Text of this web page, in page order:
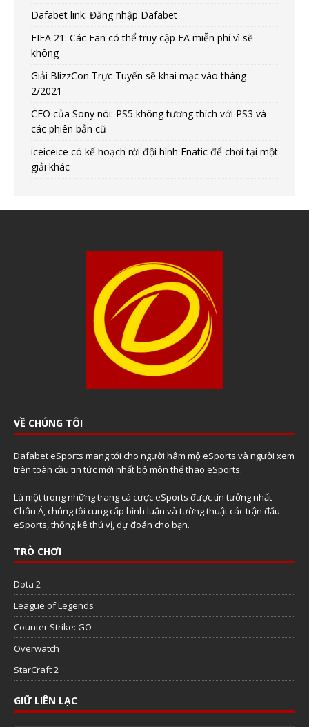
Dafabet link: Đăng nhập Dafabet
FIFA 21: Các Fan có thể truy cập EA miễn phí vì sẽ
không
Giải BlizzCon Trực Tuyến sẽ khai mạc vào tháng
2/2021
CEO của Sony nói: PS5 không tương thích với PS3 và
các phiên bản cũ
iceiceice có kế hoạch rời đội hình Fnatic để chơi tại một
giải khác
VỀ CHÚNG TÔI
Dafabet eSports mang tới cho người hâm mộ eSports và người xem
trên toàn cầu tin tức mới nhất bộ môn thể thao eSports.
Là một trong những trang cá cược eSports được tin tưởng nhất
Châu Á, chúng tôi cung cấp bình luận và tường thuật các trận đấu
eSports, thống kê thú vị, dự đoán cho bạn.
TRÒ CHƠI
Dota 2
League of Legends
Counter Strike: GO
Overwatch
StarCraft 2
GIỮ LIÊN LẠC